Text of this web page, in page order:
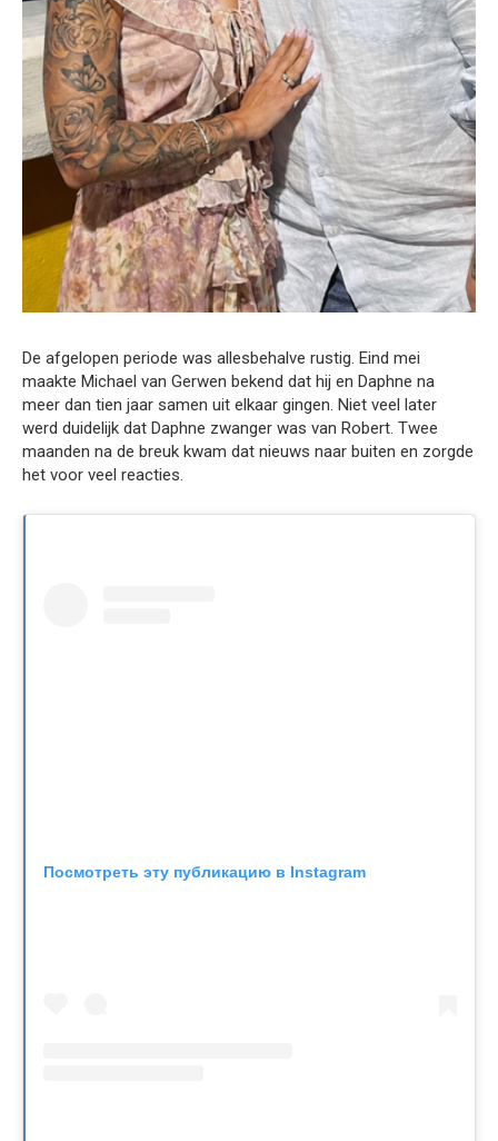
De afgelopen periode was allesbehalve rustig. Eind mei
maakte Michael van Gerwen bekend dat hij en Daphne na
meer dan tien jaar samen uit elkaar gingen. Niet veel later
werd duidelijk dat Daphne zwanger was van Robert. Twee
maanden na de breuk kwam dat nieuws naar buiten en zorgde
het voor veel reacties.
Посмотреть эту публикацию в Instagram